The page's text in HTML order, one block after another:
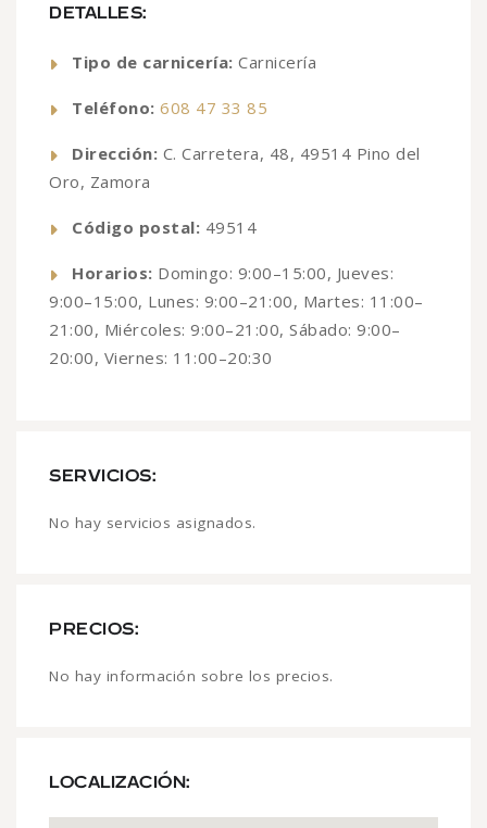
DETALLES:
Tipo de carnicería: Carnicería
Teléfono: 608 47 33 85
Dirección: C. Carretera, 48, 49514 Pino del
Oro, Zamora
Código postal: 49514
Horarios: Domingo: 9:00–15:00, Jueves:
9:00–15:00, Lunes: 9:00–21:00, Martes: 11:00–
21:00, Miércoles: 9:00–21:00, Sábado: 9:00–
20:00, Viernes: 11:00–20:30
SERVICIOS:
No hay servicios asignados.
PRECIOS:
No hay información sobre los precios.
LOCALIZACIÓN: